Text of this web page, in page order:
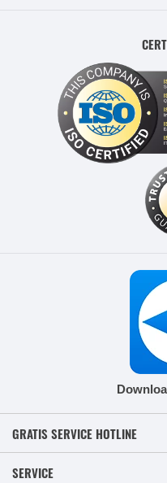
GRATIS SERVICE HOTLINE
SERVICE